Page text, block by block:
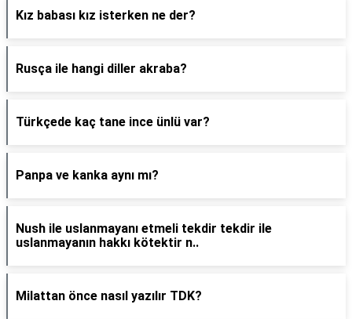
Kız babası kız isterken ne der?
Rusça ile hangi diller akraba?
Türkçede kaç tane ince ünlü var?
Panpa ve kanka aynı mı?
Nush ile uslanmayanı etmeli tekdir tekdir ile
uslanmayanın hakkı kötektir n..
Milattan önce nasıl yazılır TDK?